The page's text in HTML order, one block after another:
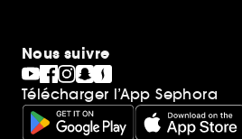
Nous suivre
Télécharger l’App Sephora